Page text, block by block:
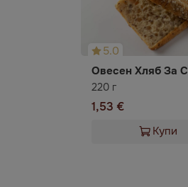
5.0
220 г
1,53 €
Купи